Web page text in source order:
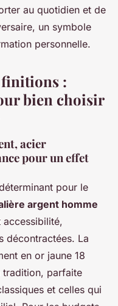
au quotidien et de
un symbole
personnelle.
:
bien choisir
acier
pour un effet
pour le
argent homme
décontractées. La
en or jaune 18
tradition, parfaite
et celles qui